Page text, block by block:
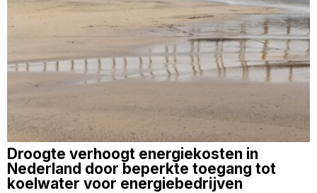
Droogte verhoogt energiekosten in
Nederland door beperkte toegang tot
koelwater voor energiebedrijven